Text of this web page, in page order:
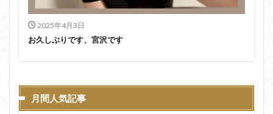
2025年4月3日
お久しぶりです、宮沢です
月間人気記事